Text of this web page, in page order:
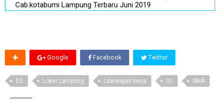
Cab.kotabumi Lampung Terbaru Juni 2019
Google Facebook Twitter
D3 Loker Lampung Lowongan kerja S1 SMA